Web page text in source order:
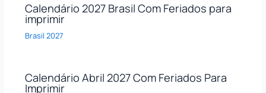
Calendário 2027 Brasil Com Feriados para
imprimir
Brasil 2027
Calendário Abril 2027 Com Feriados Para
Imprimir